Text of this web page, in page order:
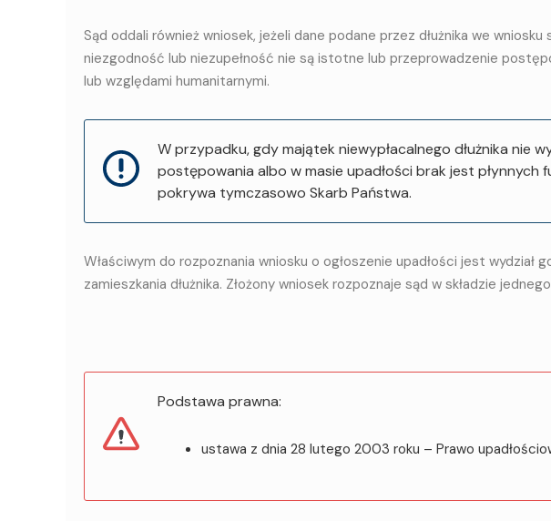
Sąd oddali również wniosek, jeżeli dane podane przez dłużnika we
niezgodność lub niezupełność nie są istotne lub przeprowadzenie
lub względami humanitarnymi.
W przypadku, gdy majątek niewypłacalnego dłużnika nie
postępowania albo w masie upadłości brak jest płynnych
pokrywa tymczasowo Skarb Państwa.
Właściwym do rozpoznania wniosku o ogłoszenie upadłości jest wydział
zamieszkania dłużnika. Złożony wniosek rozpoznaje sąd w składzie
Podstawa prawna:
ustawa z dnia 28 lutego 2003 roku – Prawo